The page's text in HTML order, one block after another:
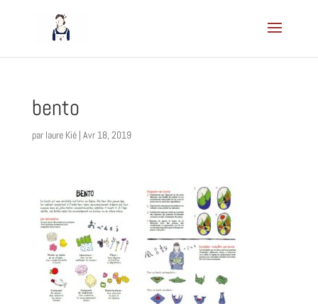
bento
par laure Kié| Avr 18, 2019